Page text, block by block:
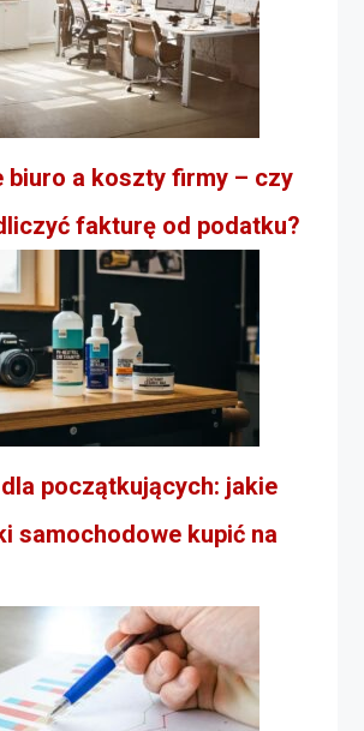
biuro a koszty firmy – czy
fakturę od podatku?
początkujących: jakie
samochodowe kupić na